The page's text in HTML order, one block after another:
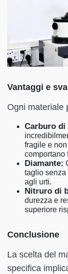
Vantaggi e
Ogni materiale
Carburo di
fragile e
comportano
Diamante:
taglio senza
agli urti.
Nitruro di
durezza e
superiore
Conclusione
La scelta del
specifica